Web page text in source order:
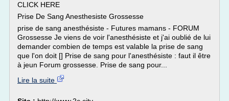
CLICK HERE
Prise De Sang Anesthesiste Grossesse
prise de sang anesthésiste - Futures mamans - FORUM
Grossesse Je viens de voir l'anesthésiste et j'ai oublié de lui
demander combien de temps est valable la prise de sang
que l'on doit [] Prise de sang pour l'anesthésiste : faut il être
à jeun Forum grossesse. Prise de sang pour...
Lire la suite